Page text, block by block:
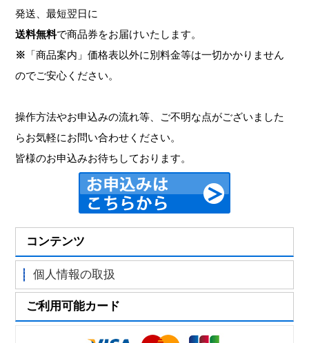
発送、最短翌日に
送料無料で商品券をお届けいたします。
※ 「商品案内」価格表以外に別料金等は一切かかりません
のでご安心ください。
操作方法やお申込みの流れ等、ご不明な点がございました
らお気軽にお問い合わせください。
皆様のお申込みお待ちしております。
コンテンツ
個人情報の取扱
ご利用可能カード